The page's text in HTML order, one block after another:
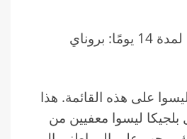
إعفاء من التأشيرة لمدة 14 يومًا: بروناي
على هذه القائمة. هذا
ليسوا معفيين من